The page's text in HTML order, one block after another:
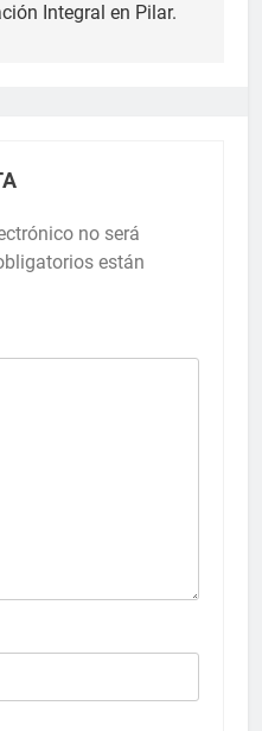
Integral en Pilar.
no será
están